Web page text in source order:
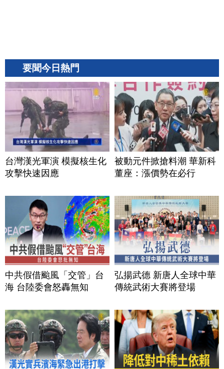
要聞今日熱門
台灣漢光軍演 模擬核生化
攻擊快速因應
被動元件掀搶料潮 華新科
董座：漲價勢在必行
中共假借颱風「交管」台
海 台陸委會怒轟無知
弘揚武德 新唐人全球中華
傳統武術大賽將登場